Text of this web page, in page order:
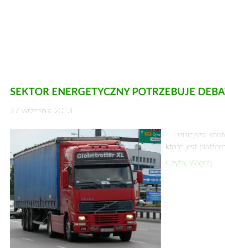
SEKTOR ENERGETYCZNY POTRZEBUJE
27 września 2013
– Dzisiejsza
które jest
Czytaj Więcej